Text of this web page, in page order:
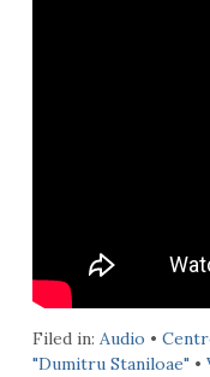
Filed in: Audio •
"Dumitru Staniloae" •